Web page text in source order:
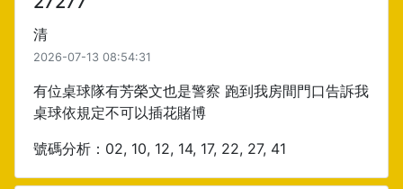
清
2026-07-13 08:54:31
有位桌球隊有芳榮文也是警察 跑到我房間門口告訴我
桌球依規定不可以插花賭博
號碼分析：02, 10, 12, 14, 17, 22, 27, 41